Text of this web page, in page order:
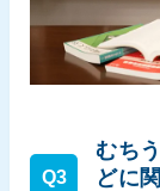
Q3
むち
どに